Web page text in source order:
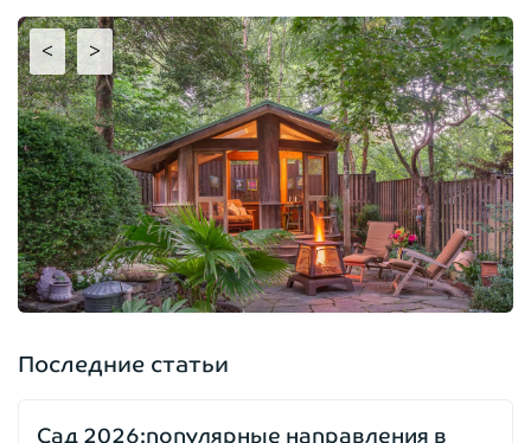
< >
Последние статьи
Сад 2026:популярные направления в